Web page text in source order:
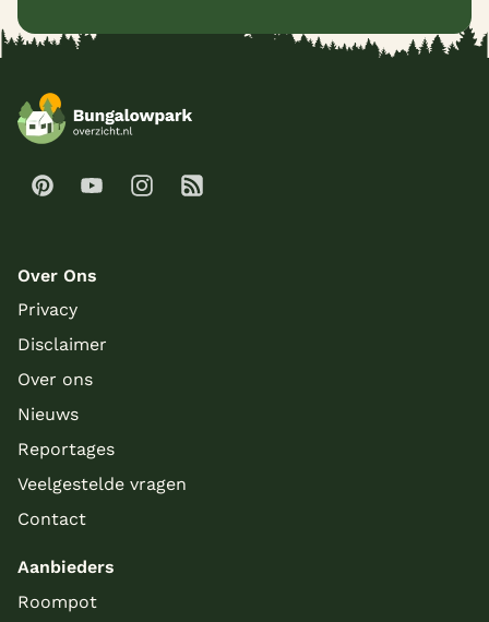
Over Ons
Privacy
Disclaimer
Over ons
Nieuws
Reportages
Veelgestelde vragen
Contact
Aanbieders
Roompot